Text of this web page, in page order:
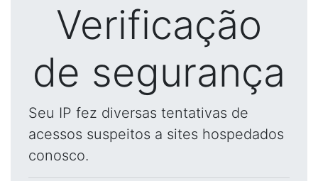
Verificação
de segurança
Seu IP fez diversas tentativas de
acessos suspeitos a sites hospedados
conosco.